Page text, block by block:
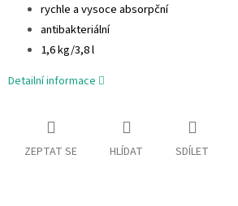
rychle a vysoce absorpční
antibakteriální
1,6 kg/3,8 l
Detailní informace
ZEPTAT SE HLÍDAT SDÍLET